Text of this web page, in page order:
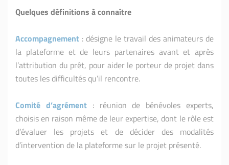
Quelques définitions à connaître
Accompagnement : désigne le travail des animateurs de
la plateforme et de leurs partenaires avant et après
l’attribution du prêt, pour aider le porteur de projet dans
toutes les difficultés qu’il rencontre.
Comité d’agrément : réunion de bénévoles experts,
choisis en raison même de leur expertise, dont le rôle est
d’évaluer les projets et de décider des modalités
d’intervention de la plateforme sur le projet présenté.